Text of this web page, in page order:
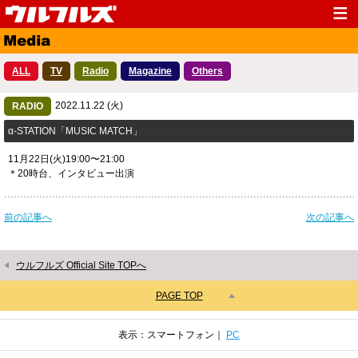
Top
Media Live
Profile
Fanclub
Contact
ALL TV Radio Magazine Others
RADIO 2022.11.22 (火)
​α-STATION「MUSIC MATCH」
11月22日(火)19:00〜21:00
＊20時台、インタビュー出演
前の記事へ 次の記事へ
ウルフルズ Official Site TOPへ
PAGE TOP
表示：スマートフォン｜ PC